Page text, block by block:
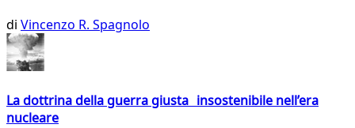
di Vincenzo R. Spagnolo
La dottrina della guerra giusta insostenibile nell’era
nucleare